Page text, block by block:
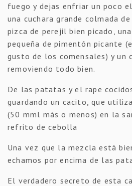
fuego y dejas enfriar un poco
una cuchara grande colmada
pizca de perejil bien picado,
pequeña de pimentón picante
gusto de los comensales) y un
removiendo todo bien.
De las patatas y el rape
guardando un cacito, que
(50 mml más o menos) en la
refrito de cebolla
Una vez que la mezcla está
echamos por encima de las
El verdadero secreto de esta